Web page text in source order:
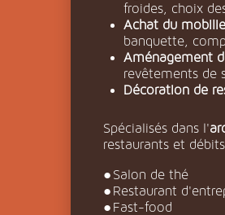
froides, choix
Achat du
banquette,
Aménagement
revêtements de
Décoration de
Spécialisés dans l'
restaurants et
salon de thé
restaurant
fast-food